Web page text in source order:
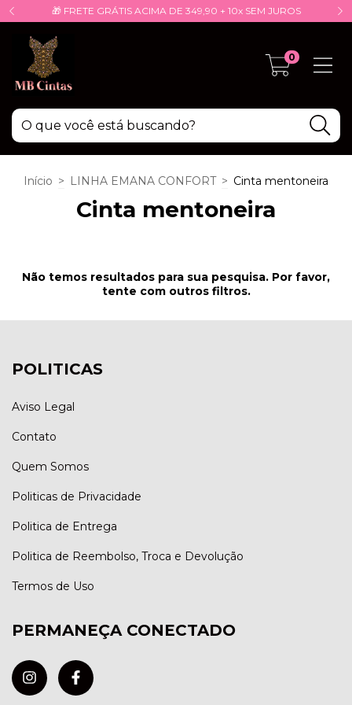
🎁 FRETE GRÁTIS ACIMA DE 349,90 + 10x SEM JUROS
0
Início > LINHA EMANA CONFORT > Cinta mentoneira
Cinta mentoneira
Não temos resultados para sua pesquisa. Por favor,
tente com outros filtros.
POLITICAS
Aviso Legal
Contato
Quem Somos
Politicas de Privacidade
Politica de Entrega
Politica de Reembolso, Troca e Devolução
Termos de Uso
PERMANEÇA CONECTADO